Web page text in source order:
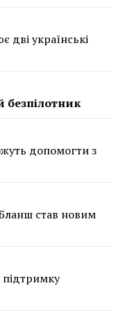
дві українські
безпілотник
допомогти з
став новим